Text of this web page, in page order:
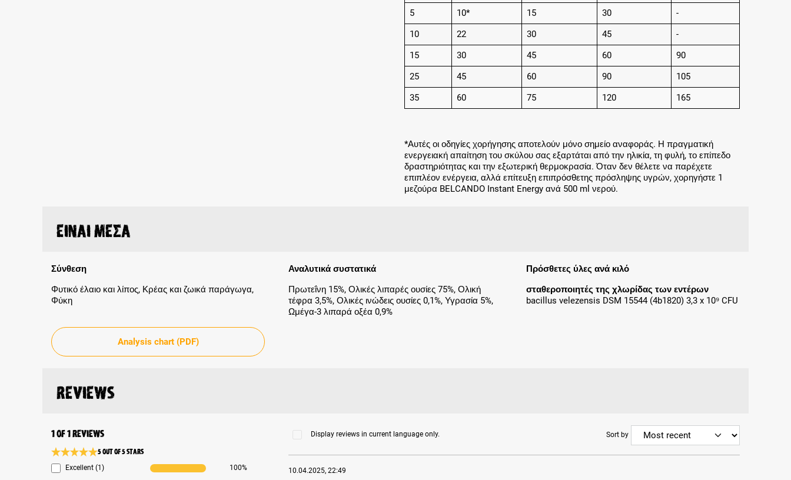
5
10* 15 30
-
10
22 30 45
-
15
30 45 60
90
25
45 60 90
105
35
60 75 120 165
*Αυτές οι οδηγίες χορήγησης αποτελούν μόνο σημείο αναφοράς. Η πραγματική
ενεργειακή απαίτηση του σκύλου σας εξαρτάται από την ηλικία, τη φυλή, το επίπεδο
δραστηριότητας και την εξωτερική θερμοκρασία. Όταν δεν θέλετε να παρέχετε
επιπλέον ενέργεια, αλλά επίτευξη επιπρόσθετης πρόσληψης υγρών, χορηγήστε 1
μεζούρα BELCANDO Instant Energy ανά 500 ml νερού.
Είναι μέσα
Σύνθεση
Φυτικό έλαιο και λίπος, Κρέας και ζωικά παράγωγα,
Φύκη
Αναλυτικά συστατικά
Πρωτεΐνη 15%, Ολικές λιπαρές ουσίες 75%, Ολική
τέφρα 3,5%, Ολικές ινώδεις ουσίες 0,1%, Υγρασία 5%,
Ωμέγα-3 λιπαρά οξέα 0,9%
Πρόσθετες ύλες ανά κιλό
σταθεροποιητές της χλωρίδας των εντέρων
bacillus velezensis DSM 15544 (4b1820) 3,3 x 10⁹ CFU
Analysis chart (PDF)
Reviews
1 of 1 reviews
Average rating 5 of 5 Stars
5 out of 5 stars
Excellent (1) 100%
Display reviews in current language only. Sort by
10.04.2025, 22:49